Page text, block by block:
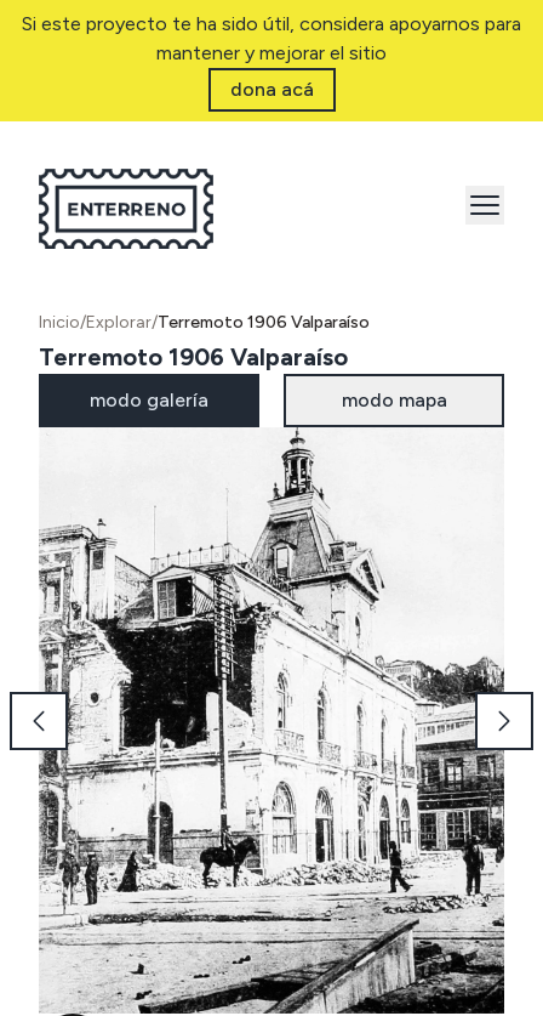
Si este proyecto te ha sido útil, considera apoyarnos para
mantener y mejorar el sitio
dona acá
Inicio/Explorar/Terremoto 1906 Valparaíso
Terremoto 1906 Valparaíso
modo galería modo mapa